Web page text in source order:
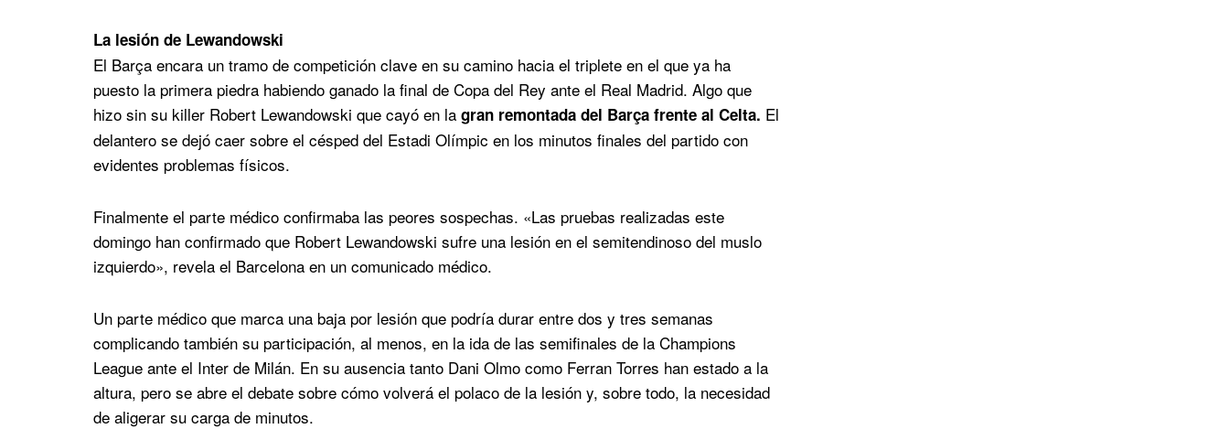
La lesión de Lewandowski
El Barça encara un tramo de competición clave en su camino hacia el triplete en el que ya ha
puesto la primera piedra habiendo ganado la final de Copa del Rey ante el Real Madrid. Algo que
hizo sin su killer Robert Lewandowski que cayó en la gran remontada del Barça frente al Celta. El
delantero se dejó caer sobre el césped del Estadi Olímpic en los minutos finales del partido con
evidentes problemas físicos.
Finalmente el parte médico confirmaba las peores sospechas. «Las pruebas realizadas este
domingo han confirmado que Robert Lewandowski sufre una lesión en el semitendinoso del muslo
izquierdo», revela el Barcelona en un comunicado médico.
Un parte médico que marca una baja por lesión que podría durar entre dos y tres semanas
complicando también su participación, al menos, en la ida de las semifinales de la Champions
League ante el Inter de Milán. En su ausencia tanto Dani Olmo como Ferran Torres han estado a la
altura, pero se abre el debate sobre cómo volverá el polaco de la lesión y, sobre todo, la necesidad
de aligerar su carga de minutos.